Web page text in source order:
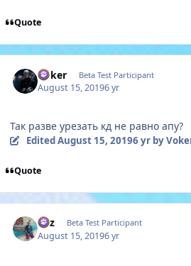
Quote
Voker Beta Test Participant
August 15, 20196 yr
Так разве урезать кд не равно апу?
EditedAugust 15, 20196 yrby
Quote
Miz Beta Test Participant
August 15, 20196 yr